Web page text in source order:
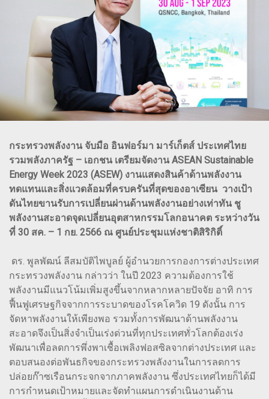
กระทรวงพลังงาน จับมือ อินฟอร์มา มาร์เก็ตส์ ประเทศไทย
รวมพลังภาครัฐ – เอกชน เตรียมจัดงาน ASEAN Sustainable
Energy Week 2023 (ASEW) งานแสดงสินค้าด้านพลังงาน
ทดแทนและสิ่งแวดล้อมที่ครบครันที่สุดของอาเซียน วางเป้า
ดันไทยขานรับการเปลี่ยนผ่านด้านพลังงานอย่างเท่าทัน ชู
พลังงานสะอาดจุดเปลี่ยนอุตสาหกรรมโลกอนาคต ระหว่างวัน
ที่ 30 สค. – 1 กย. 2566 ณ ศูนย์ประชุมแห่งชาติสิริกิติ์
ดร. พูลพัฒน์ ลีสมบัติไพบูลย์ ผู้อำนวยการกองการต่างประเทศ
กระทรวงพลังงาน กล่าวว่า ในปี 2023 ความต้องการใช้
พลังงานมีแนวโน้มเพิ่มสูงขึ้นจากหลากหลายปัจจัย อาทิ การ
ฟื้นฟูเศรษฐกิจจากการระบาดของโรคโควิด 19 ดังนั้น การ
จัดหาพลังงานให้เพียงพอ รวมทั้งการพัฒนาด้านพลังงาน
สะอาดจึงเป็นสิ่งจำเป็นเร่งด่วนที่ทุกประเทศทั่วโลกต้องเร่ง
พัฒนาเพื่อลดการพึ่งพาเชื้อเพลิงฟอสซิลจากต่างประเทศ และ
ตอบสนองต่อพันธกิจของกระทรวงพลังงานในการลดการ
ปล่อยก๊าซเรือนกระจกจากภาคพลังงาน ซึ่งประเทศไทยก็ได้มี
การกำหนดเป้าหมายและจัดทำแผนการดำเนินงานด้าน